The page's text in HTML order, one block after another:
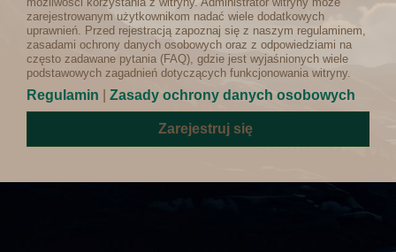
zarejestrowanym użytkownikom nadać wiele dodatkowych
uprawnień. Przed rejestracją zapoznaj się z naszym regulaminem,
zasadami ochrony danych osobowych oraz z odpowiedziami na
często zadawane pytania (FAQ), gdzie jest wyjaśnionych wiele
podstawowych zagadnień dotyczących funkcjonowania witryny.
Regulamin Zasady ochrony danych osobowych
Zarejestruj się